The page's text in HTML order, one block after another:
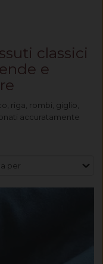
classici
e
riga, rombi, giglio,
accuratamente